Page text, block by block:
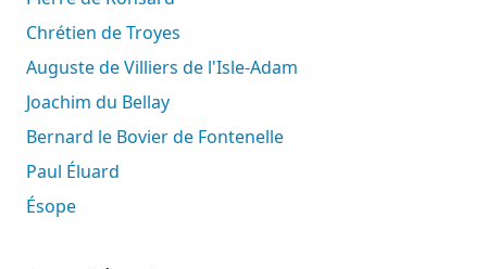
Chrétien de Troyes
Auguste de Villiers de l'Isle-Adam
Joachim du Bellay
Bernard le Bovier de Fontenelle
Paul Éluard
Ésope